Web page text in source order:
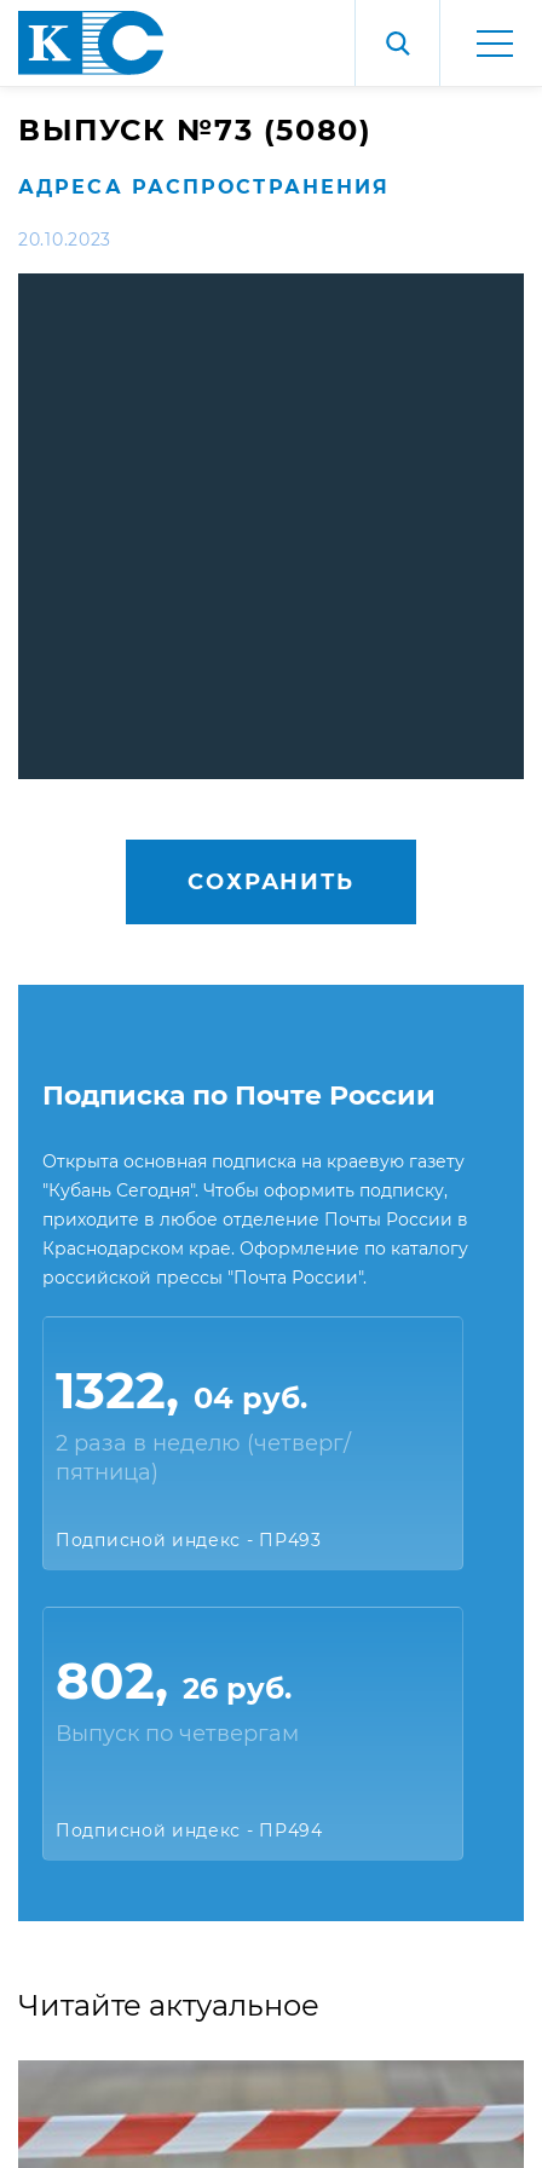
ВЫПУСК №73 (5080)
АДРЕСА РАСПРОСТРАНЕНИЯ
20.10.2023
СОХРАНИТЬ
Подписка по Почте России
Открыта основная подписка на краевую газету
"Кубань Сегодня". Чтобы оформить подписку,
приходите в любое отделение Почты России в
Краснодарском крае. Оформление по каталогу
российской прессы "Почта России".
1322, 04 руб.
2 раза в неделю (четверг/
пятница)
Подписной индекс - ПР493
802, 26 руб.
Выпуск по четвергам
Подписной индекс - ПР494
Читайте актуальное